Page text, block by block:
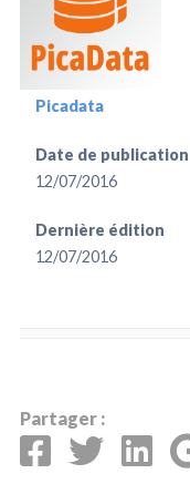
Picadata
Date de publication
12/07/2016
Dernière édition
12/07/2016
Partager :